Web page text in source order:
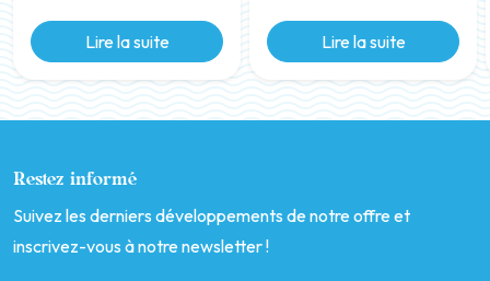
Lire la suite Lire la suite
Restez informé
Suivez les derniers développements de notre offre et
inscrivez-vous à notre newsletter !